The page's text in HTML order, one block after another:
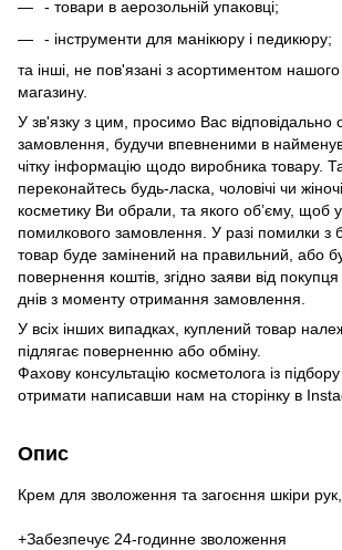
- товари в аерозольній упаковці;
- інструменти для манікюру і педикюру;
та інші, не пов'язані з асортиментом нашого
магазину.
У зв'язку з цим, просимо Вас
замовлення, будучи впевненими в
чітку інформацію щодо виробника товару.
переконайтесь будь-ласка, чоловічі чи
косметику Ви обрали, та якого об’єму, щоб
помилкового замовлення. У разі помилки з
товар буде замінений на правильний, або
повернення коштів, згідно заяви від
днів з моменту отримання замовлення.
У всіх інших випадках, куплений товар
підлягає поверненню або обміну.
Фахову консультацію косметолога із
отримати написавши нам на сторінку в
Опис
Крем для зволоження та загоєння шкіри рук,
+Забезпечує 24-годинне зволоження